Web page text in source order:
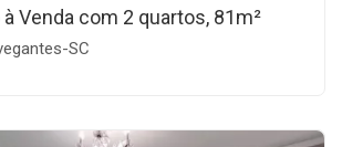
Venda com 2 quartos, 81m²
SC